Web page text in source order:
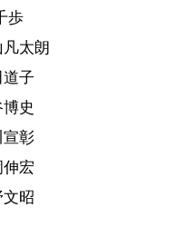
歩
太朗
子
史
宣彰
宏
昭